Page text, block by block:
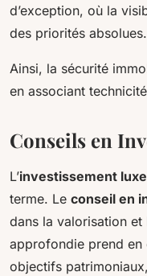
d’exception, où la
des priorités absolues.
Ainsi, la sécurité
en associant
Conseils en
L’investissement luxe
terme. Le conseil en
dans la valorisation
approfondie prend en
objectifs